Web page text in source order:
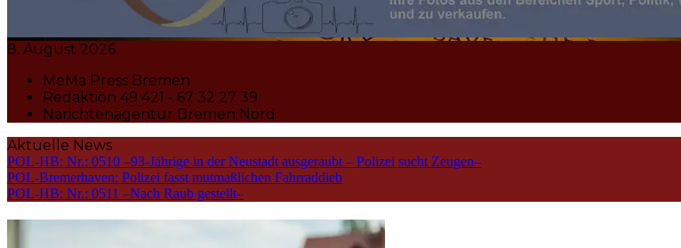
8. August 2026
MeMa Press Bremen
Redaktion 49 421 - 67 32 27 39
Narichtenagentur Bremen Nord
Aktuelle News
POL-HB: Nr.: 0510 –93-Jährige in der Neustadt ausgeraubt – Polizei sucht Zeugen–
POL-Bremerhaven: Polizei fasst mutmaßlichen Fahrraddieb
POL-HB: Nr.: 0511 –Nach Raub gestellt–